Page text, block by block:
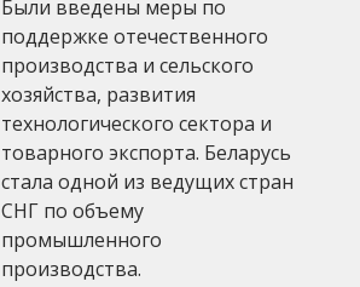
Были введены меры по
поддержке отечественного
производства и сельского
хозяйства, развития
технологического сектора и
товарного экспорта. Беларусь
стала одной из ведущих стран
СНГ по объему
промышленного
производства.